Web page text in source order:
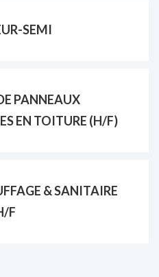
SEMI
PANNEAUX
EN TOITURE (H/F)
& SANITAIRE
F